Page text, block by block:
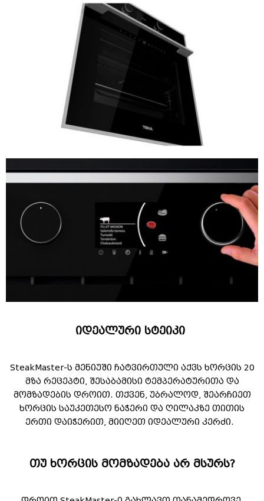
იდეალური სტეიკი
SteakMaster-ს მენიუში ჩატვირთული აქვს ხორცის 20
მზა რეცეპტი, შესაბამისი ტემპერატურითა და
მომზადების დროით. თქვენ, უბრალოდ, შეარჩიეთ
ხორცის საუკეთესო ნაჭერი და ღილაკზე თითის
ერთი დაიჭერით, მიიღეთ იდეალური კერძი.
თუ ხორცის მომზადება არ მსურს?